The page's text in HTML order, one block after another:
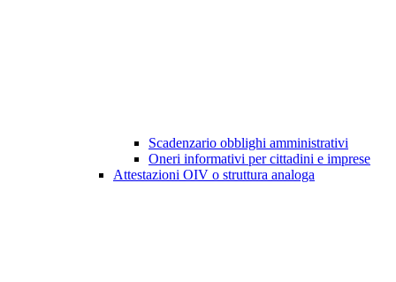
Scadenzario obblighi amministrativi
Oneri informativi per cittadini e imprese
Attestazioni OIV o struttura analoga